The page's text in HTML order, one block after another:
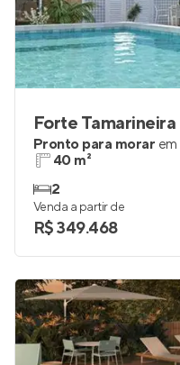
Forte Tamarineira
Pronto para morar em
40 m²
2
Venda a partir de
R$ 349.468